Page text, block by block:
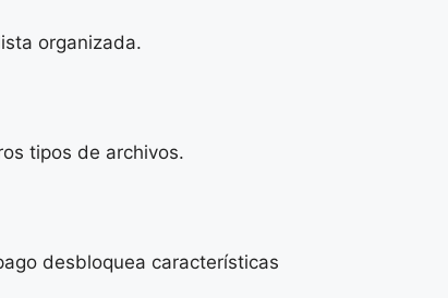
organizada.
tipos de archivos.
desbloquea características